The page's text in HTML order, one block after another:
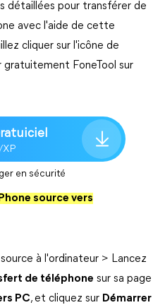
détaillées pour transférer de
avec l'aide de cette
cliquer sur l'icône de
FoneTool sur
XP
en sécurité
source vers
à l'ordinateur > Lancez
de téléphone sur sa page
PC, et cliquez sur Démarrer